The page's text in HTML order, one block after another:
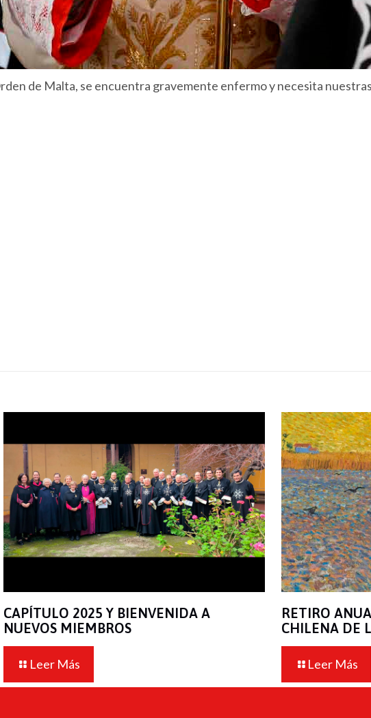
de Malta, se encuentra gravemente enfermo y necesita
CAPÍTULO 2025 Y BIENVENIDA A
NUEVOS MIEMBROS
Leer Más
RETIRO
CHILENA DE
Leer Más